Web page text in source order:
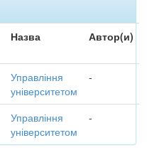
Назва Автор(и)
Управління
університетом
-
Управління
університетом
-